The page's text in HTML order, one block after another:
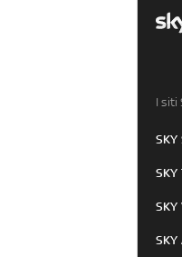
I siti
SKY
SKY
SKY
SKY